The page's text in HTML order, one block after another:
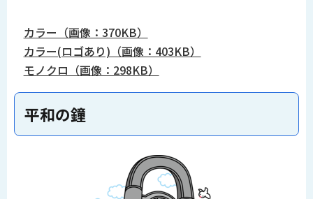
カラー（画像：370KB）
カラー(ロゴあり)（画像：403KB）
モノクロ（画像：298KB）
平和の鐘